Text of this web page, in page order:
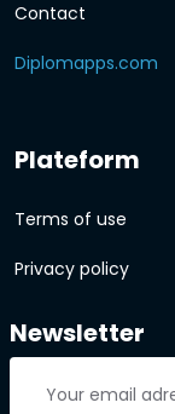
Contact
Diplomapps.com
Plateform
Terms of use
Privacy policy
Newsletter